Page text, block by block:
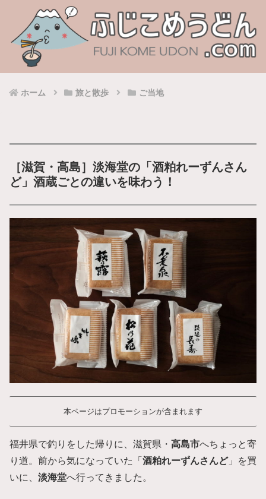
ホーム 旅と散歩 ご当地
［滋賀・高島］淡海堂の「酒粕れーずんさん
ど」酒蔵ごとの違いを味わう！
本ページはプロモーションが含まれます
福井県で釣りをした帰りに、滋賀県・ 高島市へちょっと寄
り道。前から気になっていた「 酒粕れーずんさんど」を買
いに、 淡海堂へ行ってきました。